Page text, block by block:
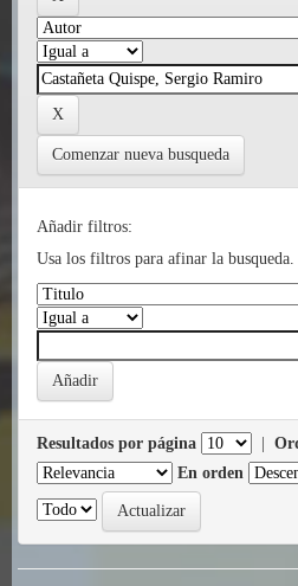
Comenzar nueva busqueda
Añadir filtros:
Usa los filtros para afinar la busqueda.
Resultados por página
En orden